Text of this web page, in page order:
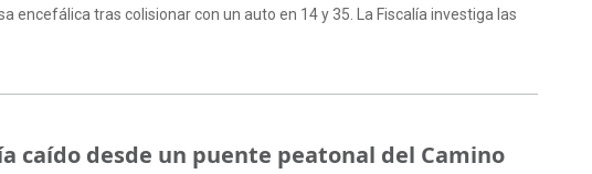
encefálica tras colisionar con un auto en 14 y 35. La Fiscalía investiga las
caído desde un puente peatonal del Camino